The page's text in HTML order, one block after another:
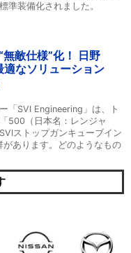
準装備化されました。
無敵仕様”化！ 日野
適なソリューション
「SVI Engineering」は、ト
500（日本名：レンジャ
ストップガンキューブイン
あります。どのようなもの